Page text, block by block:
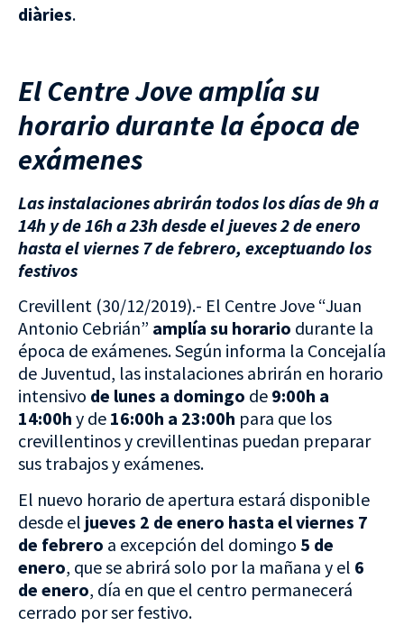
diàries.
El Centre Jove amplía su
horario durante la época de
exámenes
Las instalaciones abrirán todos los días de 9h a
14h y de 16h a 23h desde el jueves 2 de enero
hasta el viernes 7 de febrero, exceptuando los
festivos
Crevillent (30/12/2019).- El Centre Jove “Juan
Antonio Cebrián” amplía su horario durante la
época de exámenes. Según informa la Concejalía
de Juventud, las instalaciones abrirán en horario
intensivo de lunes a domingo de 9:00h a
14:00h y de 16:00h a 23:00h para que los
crevillentinos y crevillentinas puedan preparar
sus trabajos y exámenes.
El nuevo horario de apertura estará disponible
desde el jueves 2 de enero hasta el viernes 7
de febrero a excepción del domingo 5 de
enero, que se abrirá solo por la mañana y el 6
de enero, día en que el centro permanecerá
cerrado por ser festivo.